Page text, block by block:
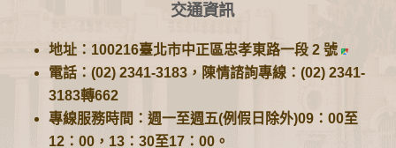
交通資訊
地址：100216臺北市中正區忠孝東路一段 2 號
電話：(02) 2341-3183，陳情諮詢專線：(02) 2341-
3183轉662
專線服務時間：週一至週五(例假日除外)09：00至
12：00，13：30至17：00。